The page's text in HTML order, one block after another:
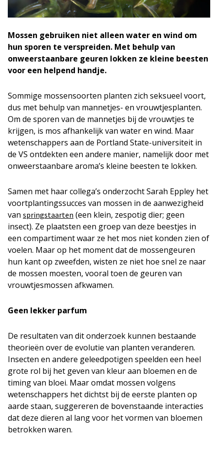
Mossen gebruiken niet alleen water en wind om
hun sporen te verspreiden. Met behulp van
onweerstaanbare geuren lokken ze kleine beesten
voor een helpend handje.
Sommige mossensoorten planten zich seksueel voort,
dus met behulp van mannetjes- en vrouwtjesplanten.
Om de sporen van de mannetjes bij de vrouwtjes te
krijgen, is mos afhankelijk van water en wind. Maar
wetenschappers aan de Portland State-universiteit in
de VS ontdekten een andere manier, namelijk door met
onweerstaanbare aroma’s kleine beesten te lokken.
Samen met haar collega’s onderzocht Sarah Eppley het
voortplantingssucces van mossen in de aanwezigheid
van springstaarten (een klein, zespotig dier; geen
insect). Ze plaatsten een groep van deze beestjes in
een compartiment waar ze het mos niet konden zien of
voelen. Maar op het moment dat de mossengeuren
hun kant op zweefden, wisten ze niet hoe snel ze naar
de mossen moesten, vooral toen de geuren van
vrouwtjesmossen afkwamen.
Geen lekker parfum
De resultaten van dit onderzoek kunnen bestaande
theorieën over de evolutie van planten veranderen.
Insecten en andere geleedpotigen speelden een heel
grote rol bij het geven van kleur aan bloemen en de
timing van bloei. Maar omdat mossen volgens
wetenschappers het dichtst bij de eerste planten op
aarde staan, suggereren de bovenstaande interacties
dat deze dieren al lang voor het vormen van bloemen
betrokken waren.